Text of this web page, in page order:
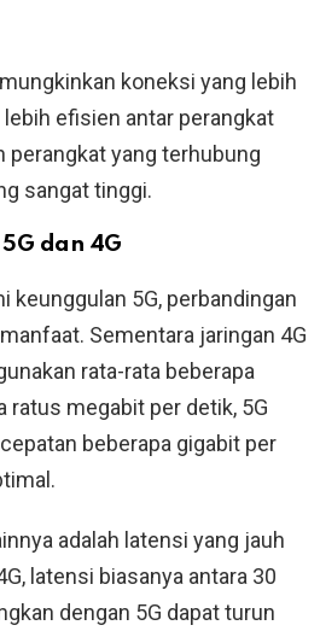
koneksi yang lebih
efisien antar perangkat
perangkat yang terhubung
sangat tinggi.
dan 4G
keunggulan 5G, perbandingan
Sementara jaringan 4G
rata-rata beberapa
ratus megabit per detik, 5G
beberapa gigabit per
adalah latensi yang jauh
latensi biasanya antara 30
dengan 5G dapat turun